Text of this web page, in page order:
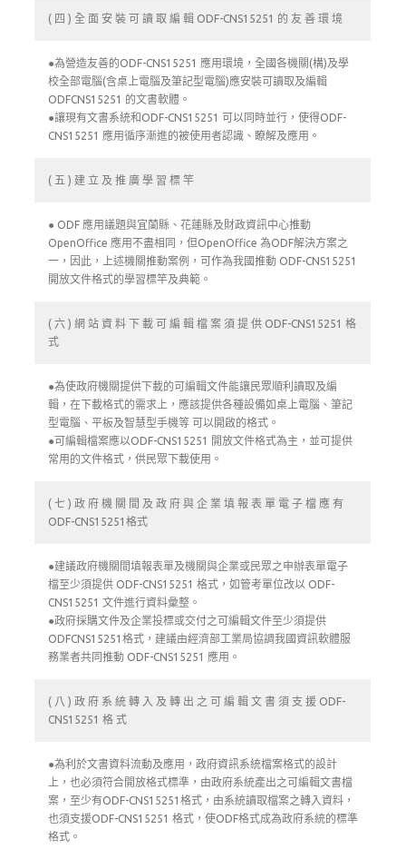
( 四 ) 全 面 安 裝 可 讀 取 編 輯 ODF-CNS15251 的 友 善 環 境
●為營造友善的ODF-CNS15251 應用環境，全國各機關(構)及學
校全部電腦(含桌上電腦及筆記型電腦)應安裝可讀取及編輯
ODFCNS15251 的文書軟體。
●讓現有文書系統和ODF-CNS15251 可以同時並行，使得ODF-
CNS15251 應用循序漸進的被使用者認識、瞭解及應用。
( 五 ) 建 立 及 推 廣 學 習 標 竿
● ODF 應用議題與宜蘭縣、花蓮縣及財政資訊中心推動
OpenOffice 應用不盡相同，但OpenOffice 為ODF解決方案之
一，因此，上述機關推動案例，可作為我國推動 ODF-CNS15251
開放文件格式的學習標竿及典範。
( 六 ) 網 站 資 料 下 載 可 編 輯 檔 案 須 提 供 ODF-CNS15251 格
式
●為使政府機關提供下載的可編輯文件能讓民眾順利讀取及編
輯，在下載格式的需求上，應該提供各種設備如桌上電腦、筆記
型電腦、平板及智慧型手機等 可以開啟的格式。
●可編輯檔案應以ODF-CNS15251 開放文件格式為主，並可提供
常用的文件格式，供民眾下載使用。
( 七 ) 政 府 機 關 間 及 政 府 與 企 業 填 報 表 單 電 子 檔 應 有
ODF-CNS15251格式
●建議政府機關間填報表單及機關與企業或民眾之申辦表單電子
檔至少須提供 ODF-CNS15251 格式，如管考單位改以 ODF-
CNS15251 文件進行資料彙整。
●政府採購文件及企業投標或交付之可編輯文件至少須提供
ODFCNS15251格式，建議由經濟部工業局協調我國資訊軟體服
務業者共同推動 ODF-CNS15251 應用。
( 八 ) 政 府 系 統 轉 入 及 轉 出 之 可 編 輯 文 書 須 支 援 ODF-
CNS15251 格 式
●為利於文書資料流動及應用，政府資訊系統檔案格式的設計
上，也必須符合開放格式標準，由政府系統產出之可編輯文書檔
案，至少有ODF-CNS15251格式，由系統讀取檔案之轉入資料，
也須支援ODF-CNS15251 格式，使ODF格式成為政府系統的標準
格式。